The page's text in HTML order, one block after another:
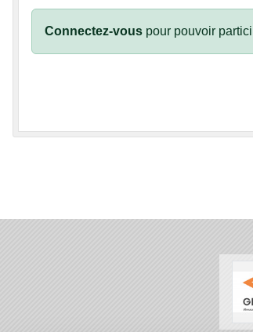
Connectez-vous pour pouvoir